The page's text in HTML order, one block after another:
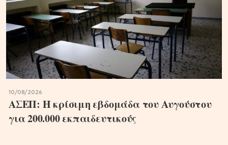
10/08/2026
ΑΣΕΠ: Η κρίσιμη εβδομάδα του Αυγούστου
για 200.000 εκπαιδευτικούς